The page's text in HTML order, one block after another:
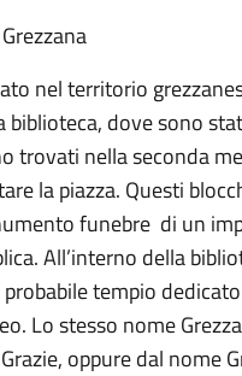
nel territorio
biblioteca, dove sono
trovati nella seconda
la piazza. Questi
funebre di un
All’interno della
tempio
Lo stesso nome
oppure dal nome